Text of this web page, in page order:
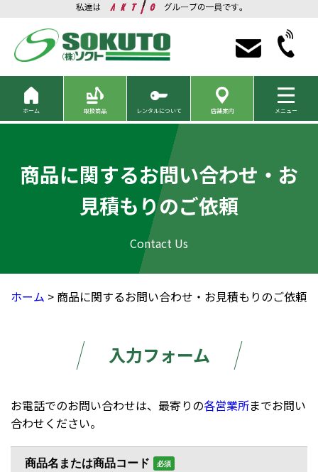
ホーム 取扱商品 レンタルについて 店舗案内 メニュー
商品に関するお問い合わせ・お
見積もりのご依頼
ホーム > 商品に関するお問い合わせ・お見積もりのご依頼
入力フォーム
お電話でのお問い合わせは、最寄りの各営業所までお問い
合わせください。
商品名または商品コード 必須